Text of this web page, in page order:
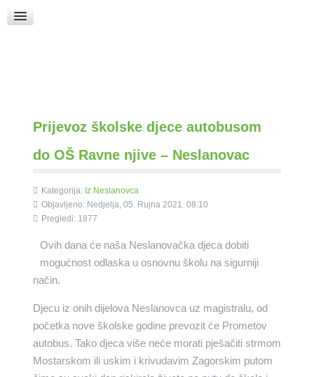
Prijevoz školske djece autobusom
do OŠ Ravne njive – Neslanovac
Kategorija: Iz Neslanovca
Objavljeno: Nedjelja, 05. Rujna 2021. 08:10
Pregledi: 1877
Ovih dana će naša Neslanovačka djeca dobiti
mogućnost odlaska u osnovnu školu na sigurniji
način.
Djecu iz onih dijelova Neslanovca uz magistralu, od
početka nove školske godine prevozit će Prometov
autobus. Tako djeca više neće morati pješačiti strmom
Mostarskom ili uskim i krivudavim Zagorskim putom